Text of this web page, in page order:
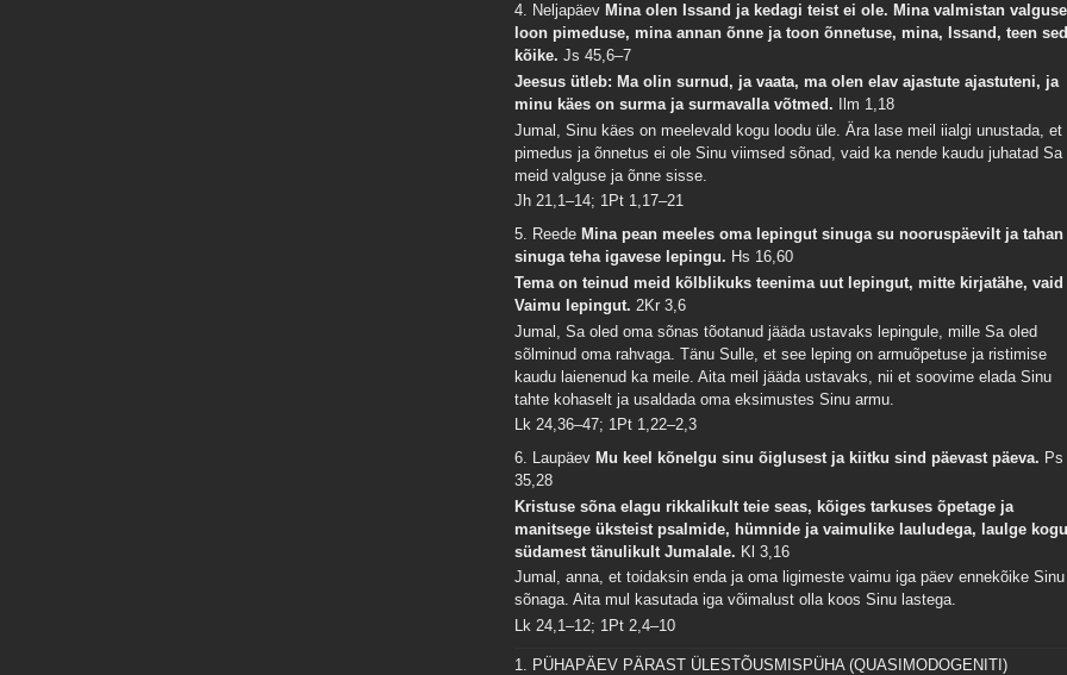
4. Neljapäev Mina olen Issand ja kedagi teist ei ole. Mina valmistan
loon pimeduse, mina annan õnne ja toon õnnetuse, mina, Issand, teen
kõike.Js 45,6–7
Jeesus ütleb: Ma olin surnud, ja vaata, ma olen elav ajastute ajastuteni, ja
minu käes on surma ja surmavalla võtmed.
Ilm 1,18
Jumal, Sinu käes on meelevald kogu loodu üle. Ära lase meil iialgi unustada, et
pimedus ja õnnetus ei ole Sinu viimsed sõnad, vaid ka nende kaudu juhatad Sa
meid valguse ja õnne sisse.
Jh 21,1–14; 1Pt 1,17–21
5. Reede Mina pean meeles oma lepingut sinuga su nooruspäevilt ja tahan
sinuga teha igavese lepingu. Hs 16,60
Tema on teinud meid kõlblikuks teenima uut lepingut, mitte kirjatähe, vaid
Vaimu lepingut. 2Kr 3,6
Jumal, Sa oled oma sõnas tõotanud jääda ustavaks lepingule, mille Sa oled
sõlminud oma rahvaga. Tänu Sulle, et see leping on armuõpetuse ja ristimise
kaudu laienenud ka meile. Aita meil jääda ustavaks, nii et soovime elada Sinu
tahte kohaselt ja usaldada oma eksimustes Sinu armu.
Lk 24,36–47; 1Pt 1,22–2,3
6. Laupäev Mu keel kõnelgu sinu õiglusest ja kiitku sind päevast päeva. Ps
35,28
Kristuse sõna elagu rikkalikult teie seas, kõiges tarkuses õpetage ja
manitsege üksteist psalmide, hümnide ja vaimulike lauludega, laulge
südamest tänulikult Jumalale. Kl 3,16
Jumal, anna, et toidaksin enda ja oma ligimeste vaimu iga päev ennekõike Sinu
sõnaga. Aita mul kasutada iga võimalust olla koos Sinu lastega.
Lk 24,1–12; 1Pt 2,4–10
1. PÜHAPÄEV PÄRAST ÜLESTÕUSMISPÜHA (QUASIMODOGENITI)